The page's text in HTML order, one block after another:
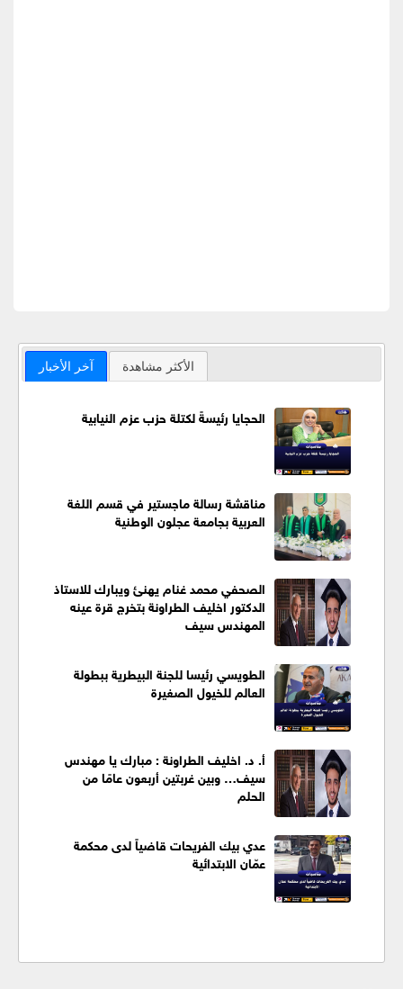
آخر الأخبار الأكثر مشاهدة
الحجايا رئيسةً لكتلة حزب عزم النيابية
مناقشة رسالة ماجستير في قسم اللغة
العربية بجامعة عجلون الوطنية
الصحفي محمد غنام يهنئ ويبارك للاستاذ
الدكتور اخليف الطراونة بتخرج قرة عينه
المهندس سيف
الطويسي رئيسا للجنة البيطرية ببطولة
العالم للخيول الصغيرة
أ. د. اخليف الطراونة : مبارك يا مهندس
سيف… وبين غربتين أربعون عامًا من
الحلم
عدي بيك الفريحات قاضياً لدى محكمة
عمّان الابتدائية